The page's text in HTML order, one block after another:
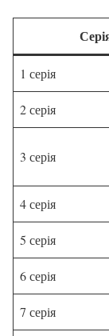
1 серія
2 серія
3 серія
4 серія
5 серія
6 серія
7 серія